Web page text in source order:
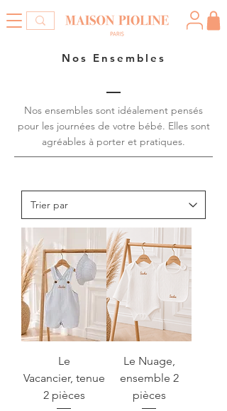
Nos Ensembles
Nos ensembles sont idéalement pensés
pour les journées de votre bébé. Elles sont
agréables à porter et pratiques.
Le
Vacancier, tenue
2 pièces
Le Nuage,
ensemble 2
pièces